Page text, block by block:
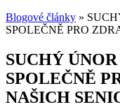
Blogové články »
SPOLEČNĚ PRO
SUCHÝ
SPOLEČNĚ
NAŠICH